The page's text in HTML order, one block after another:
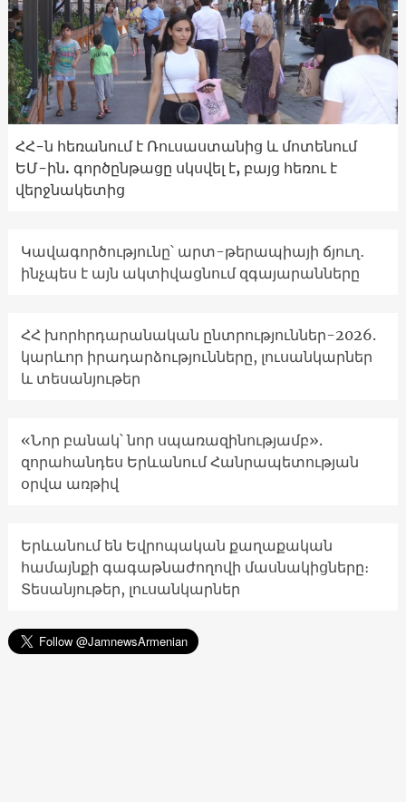
ՀՀ-ն հեռանում է Ռուսաստանից և մոտենում
ԵՄ-ին. գործընթացը սկսվել է, բայց հեռու է
վերջնակետից
Կավագործությունը՝ արտ-թերապիայի ճյուղ․
ինչպես է այն ակտիվացնում զգայարանները
ՀՀ խորհրդարանական ընտրություններ-2026.
կարևոր իրադարձությունները, լուսանկարներ
և տեսանյութեր
«Նոր բանակ՝ նոր սպառազինությամբ».
զորահանդես Երևանում Հանրապետության
օրվա առթիվ
Երևանում են Եվրոպական քաղաքական
համայնքի գագաթնաժողովի մասնակիցները։
Տեսանյութեր, լուսանկարներ